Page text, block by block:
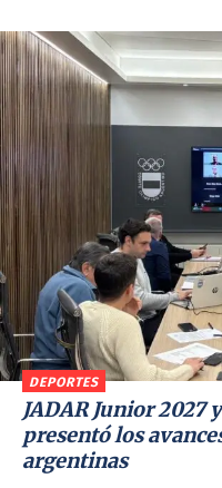
DEPORTES
JADAR Junior 2027
presentó los
argentinas